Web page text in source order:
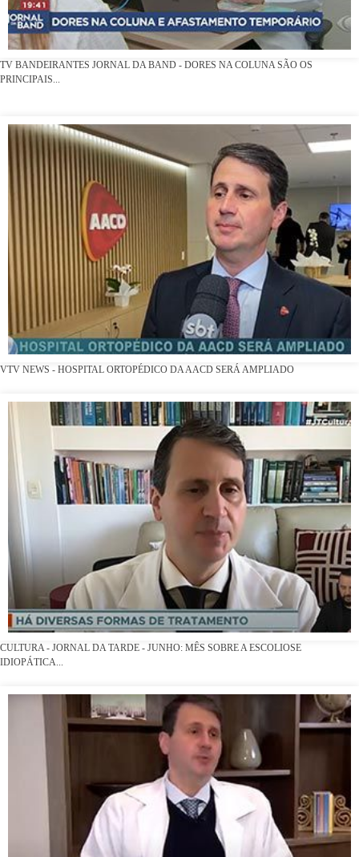
TV BANDEIRANTES JORNAL DA BAND - DORES NA COLUNA SÃO OS
PRINCIPAIS...
VTV NEWS - HOSPITAL ORTOPÉDICO DA AACD SERÁ AMPLIADO
CULTURA - JORNAL DA TARDE - JUNHO: MÊS SOBRE A ESCOLIOSE
IDIOPÁTICA...